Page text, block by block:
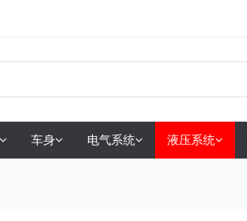
车身 电气系统 液压系统